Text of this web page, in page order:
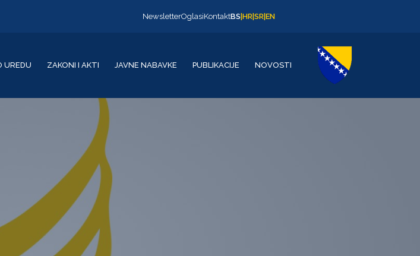
NewsletterOglasiKontaktBS HR SR EN
UREDU ZAKONI I AKTI JAVNE NABAVKE PUBLIKACIJE NOVOSTI